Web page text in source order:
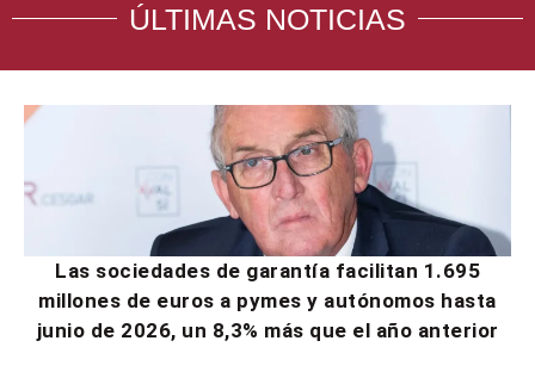
ÚLTIMAS NOTICIAS
Las sociedades de garantía facilitan 1.695
millones de euros a pymes y autónomos hasta
junio de 2026, un 8,3% más que el año anterior